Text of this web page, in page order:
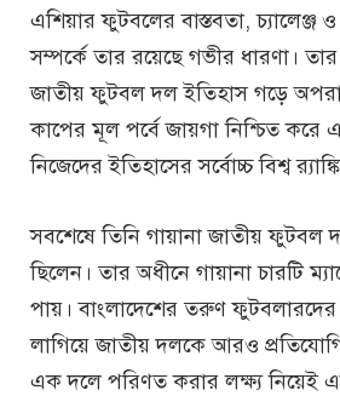
এশিয়ার ফুটবলের বাস্তবতা,
সম্পর্কে তার রয়েছে গভীর ধারণা।
জাতীয় ফুটবল দল ইতিহাস গড়ে
কাপের মূল পর্বে জায়গা নিশ্চিত করে
নিজেদের ইতিহাসের সর্বোচ্চ বিশ্ব
সবশেষে তিনি গায়ানা জাতীয় ফুটবল
ছিলেন। তার অধীনে গায়ানা চারটি
পায়। বাংলাদেশের তরুণ ফুটবলারদের
লাগিয়ে জাতীয় দলকে আরও
এক দলে পরিণত করার লক্ষ্য নিয়েই